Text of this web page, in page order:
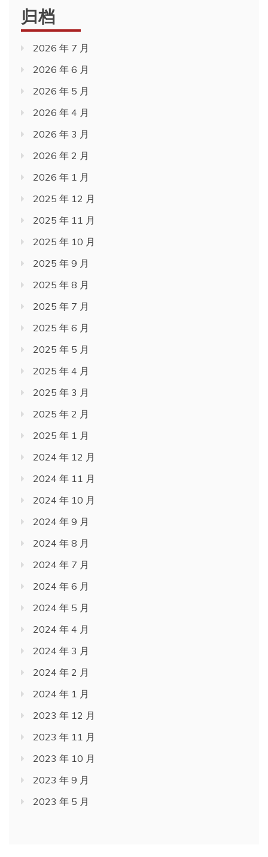
归档
2026 年 7 月
2026 年 6 月
2026 年 5 月
2026 年 4 月
2026 年 3 月
2026 年 2 月
2026 年 1 月
2025 年 12 月
2025 年 11 月
2025 年 10 月
2025 年 9 月
2025 年 8 月
2025 年 7 月
2025 年 6 月
2025 年 5 月
2025 年 4 月
2025 年 3 月
2025 年 2 月
2025 年 1 月
2024 年 12 月
2024 年 11 月
2024 年 10 月
2024 年 9 月
2024 年 8 月
2024 年 7 月
2024 年 6 月
2024 年 5 月
2024 年 4 月
2024 年 3 月
2024 年 2 月
2024 年 1 月
2023 年 12 月
2023 年 11 月
2023 年 10 月
2023 年 9 月
2023 年 5 月